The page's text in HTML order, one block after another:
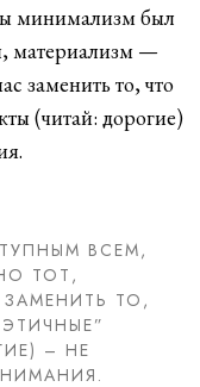
минимализм был
материализм —
заменить то, что
(читай: дорогие)
ВСЕМ,
ТОТ,
ТО,
– НЕ